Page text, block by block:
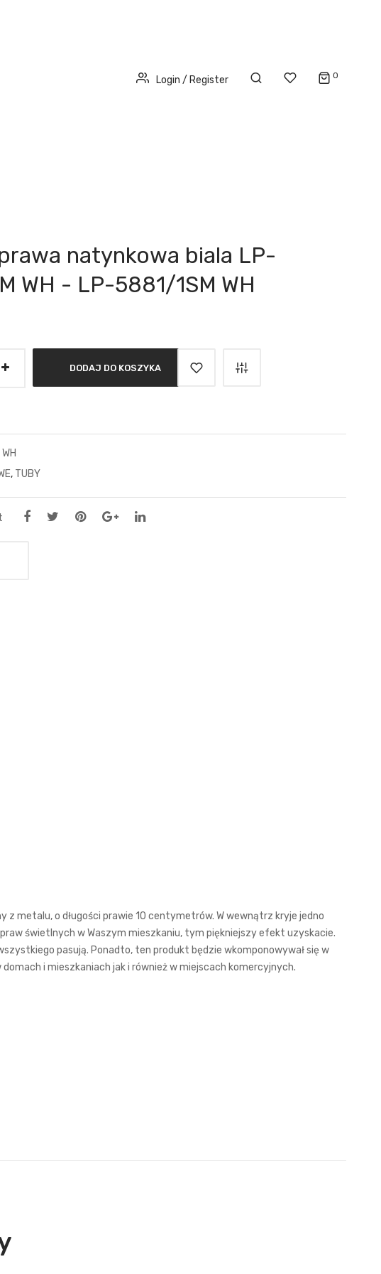
Login / Register 0
natynkowa biala LP-
WH - LP-5881/1SM WH
DODAJ DO KOSZYKA
, TUBY
metalu, o długości prawie 10 centymetrów. W wewnątrz kryje jedno
świetlnych w Waszym mieszkaniu, tym piękniejszy efekt uzyskacie.
pasują. Ponadto, ten produkt będzie wkomponowywał się w
i mieszkaniach jak i również w miejscach komercyjnych.